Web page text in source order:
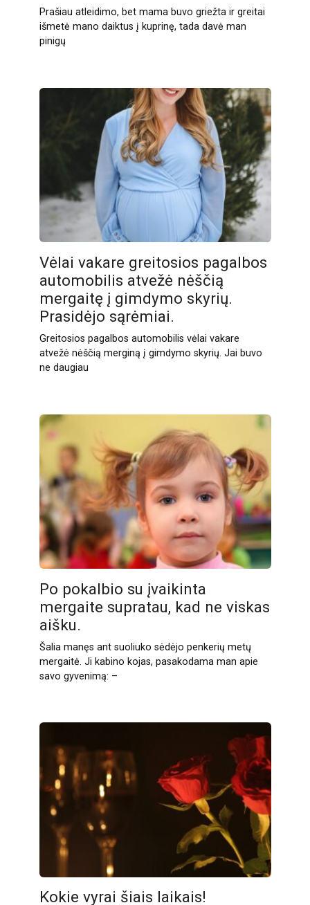
Prašiau atleidimo, bet mama buvo griežta ir greitai
išmetė mano daiktus į kuprinę, tada davė man
pinigų
Vėlai vakare greitosios pagalbos
automobilis atvežė nėščią
mergaitę į gimdymo skyrių.
Prasidėjo sąrėmiai.
Greitosios pagalbos automobilis vėlai vakare
atvežė nėščią merginą į gimdymo skyrių. Jai buvo
ne daugiau
Po pokalbio su įvaikinta
mergaite supratau, kad ne viskas
aišku.
Šalia manęs ant suoliuko sėdėjo penkerių metų
mergaitė. Ji kabino kojas, pasakodama man apie
savo gyvenimą: –
Kokie vyrai šiais laikais!